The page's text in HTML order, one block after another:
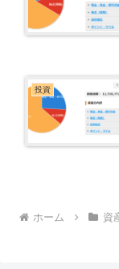
投資
ホーム 資